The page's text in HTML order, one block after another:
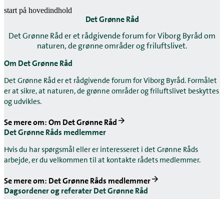
start på hovedindhold
Det Grønne Råd
Det Grønne Råd er et rådgivende forum for Viborg Byråd om
naturen, de grønne områder og friluftslivet.
senest opdateret 27. april 2026
Om Det Grønne Råd
Det Grønne Råd er et rådgivende forum for Viborg Byråd. Formålet
er at sikre, at naturen, de grønne områder og friluftslivet beskyttes
og udvikles.
Se mere om: Om Det Grønne Råd
Det Grønne Råds medlemmer
Hvis du har spørgsmål eller er interesseret i det Grønne Råds
arbejde, er du velkommen til at kontakte rådets medlemmer.
Se mere om: Det Grønne Råds medlemmer
Dagsordener og referater Det Grønne Råd